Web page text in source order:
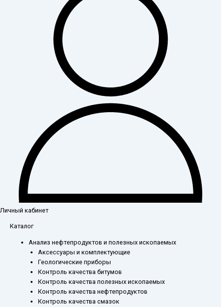
Личный кабинет
Каталог
Анализ нефтепродуктов и полезных ископаемых
Аксессуары и комплектующие
Геологические приборы
Контроль качества битумов
Контроль качества полезных ископаемых
Контроль качества нефтепродуктов
Контроль качества смазок